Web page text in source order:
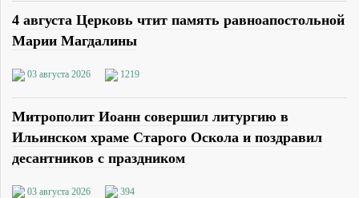
4 августа Церковь чтит память равноапостольной
Марии Магдалины
03 августа 2026 1219
Митрополит Иоанн совершил литургию в
Ильинском храме Старого Оскола и поздравил
десантников с праздником
03 августа 2026 394